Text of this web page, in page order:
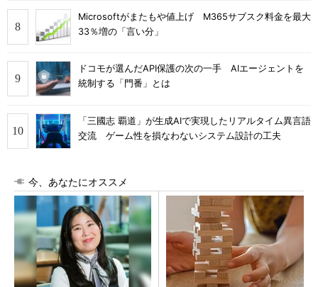
Microsoftがまたもや値上げ M365サブスク料金を最大
33％増の「言い分」
ドコモが選んだAPI保護の次の一手 AIエージェントを
統制する「門番」とは
「三國志 覇道」が生成AIで実現したリアルタイム異言語
交流 ゲーム性を損なわないシステム設計の工夫
今、あなたにオススメ